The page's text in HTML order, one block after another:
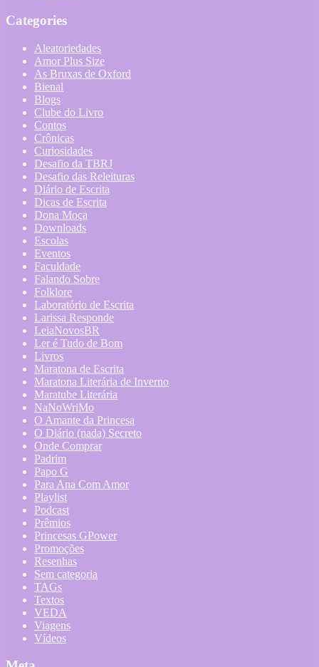
Categories
Aleatoriedades
Amor Plus Size
As Bruxas de Oxford
Bienal
Blogs
Clube do Livro
Contos
Crônicas
Curiosidades
Desafio da TBRJ
Desafio das Releituras
Diário de Escrita
Dicas de Escrita
Dona Moça
Downloads
Escolas
Eventos
Faculdade
Falando Sobre
Folklore
Laboratório de Escrita
Larissa Responde
LeiaNovosBR
Ler é Tudo de Bom
Livros
Maratona de Escrita
Maratona Literária de Inverno
Maratube Literária
NaNoWriMo
O Amante da Princesa
O Diário (nada) Secreto
Onde Comprar
Padrim
Papo G
Para Ana Com Amor
Playlist
Podcast
Prêmios
Princesas GPower
Promoções
Resenhas
Sem categoria
TAGs
Textos
VEDA
Viagens
Vídeos